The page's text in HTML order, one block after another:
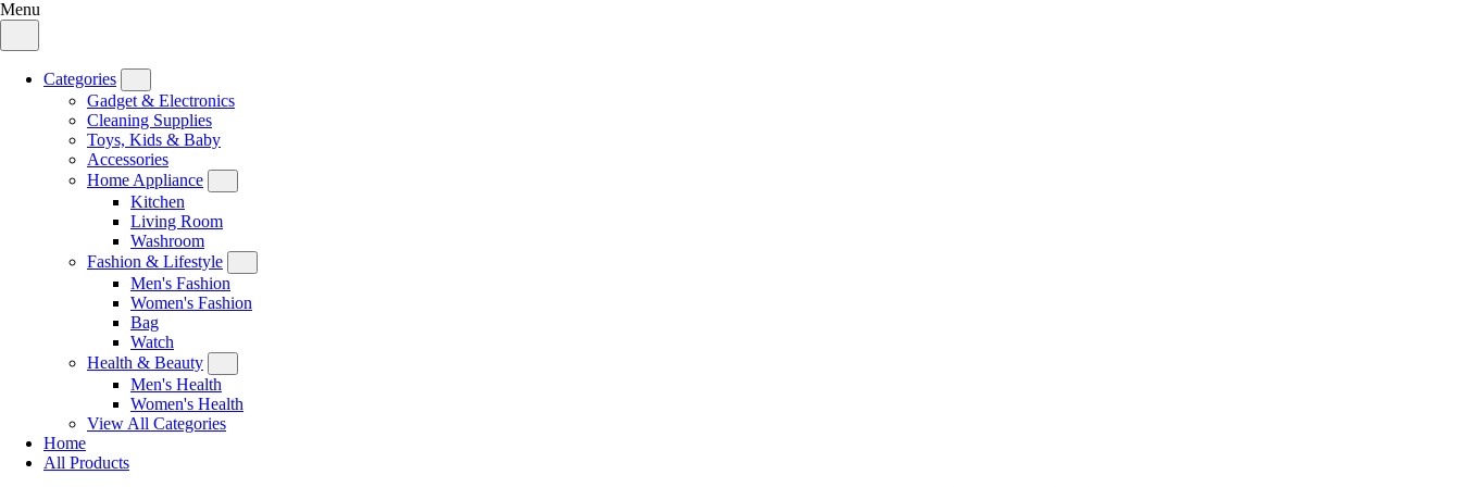
Menu
Categories
Gadget & Electronics
Cleaning Supplies
Toys, Kids & Baby
Accessories
Home Appliance
Kitchen
Living Room
Washroom
Fashion & Lifestyle
Men's Fashion
Women's Fashion
Bag
Watch
Health & Beauty
Men's Health
Women's Health
View All Categories
Home
All Products